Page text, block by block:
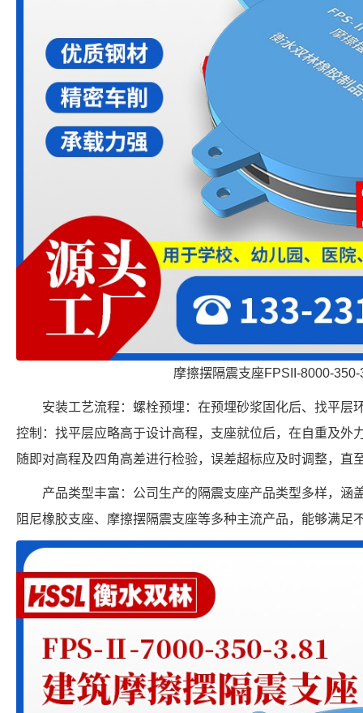
摩擦摆隔震支座FPSII-8000-350-
安装工艺流程：螺栓预埋：在预埋砂浆固化后、找平层
控制：找平层应略高于设计高程，支座就位后，在自重及外
随即对高程及四角高差进行检验，误差超标应及时调整，直
产品类型丰富：公司生产的隔震支座产品类型多样，涵
阻尼橡胶支座、摩擦摆隔震支座等多种主流产品，能够满足